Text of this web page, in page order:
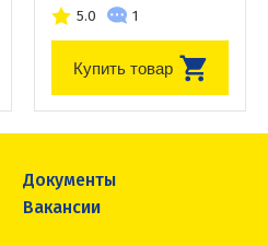
5.0 1
Купить товар
Документы
Вакансии